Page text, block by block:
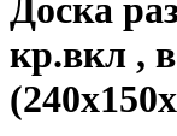
Доска
кр.вкл ,